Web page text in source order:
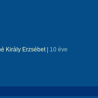
Király Erzsébet| 10 éve